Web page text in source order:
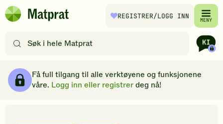
Hopp til hovedinnhold
Matprat
REGISTRER/LOGG INN MENY
etter
filtre
Få full tilgang til alle verktøyene og funksjonene
våre. Logg inn eller registrerdeg nå!